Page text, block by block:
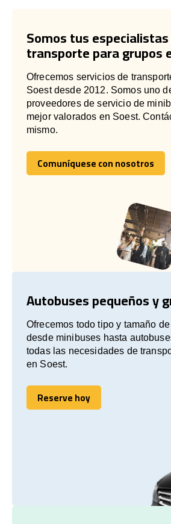
Somos tus
transporte para grupos
Ofrecemos servicios de
Soest desde 2012. Somos uno
proveedores de servicio de
mejor valorados en Soest.
mismo.
Comuníquese con nosotros
Comuníquese con nosotros
Autobuses pequeños y
Ofrecemos todo tipo y tamaño
desde minibuses hasta
todas las necesidades de
en Soest.
Reserve hoy
Reserve hoy